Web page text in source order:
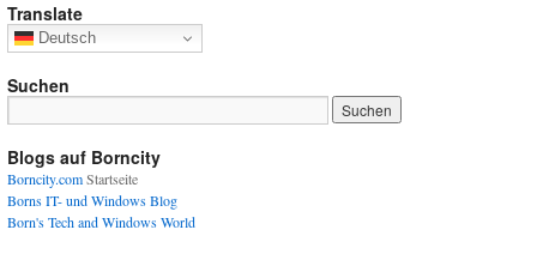
Translate
Deutsch
Suchen
Blogs auf Borncity
Borncity.comStartseite
Borns IT- und Windows Blog
Born's Tech and Windows World